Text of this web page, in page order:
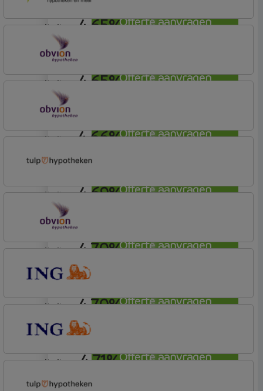
Offerte aanvragen
4,65%
Offerte aanvragen
annuiteit
4,65%
Offerte aanvragen
Profijt drie + drie
annuiteit
4,66%
Offerte aanvragen
OBVION Hypotheken
Woon Hypotheek
annuiteit
4,69%
Offerte aanvragen
Woon Hypotheek
annuiteit
4,70%
Offerte aanvragen
Tulp Hypotheken
Tulp Compleet Hypotheken
annuiteit
4,70%
Offerte aanvragen
Woon Hypotheek
annuiteit
4,71%
Basis (Incl. Korting)
annuiteit
Basis (Incl. Korting)